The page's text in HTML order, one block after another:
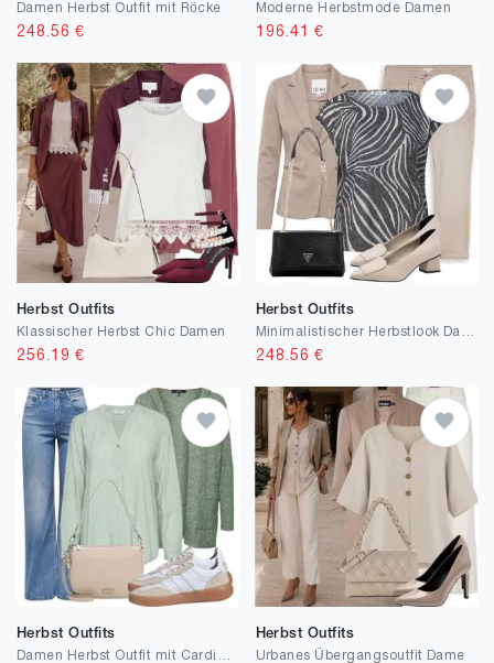
Damen Herbst Outfit mit Röcke
248.56 €
Moderne Herbstmode Damen
196.41 €
Herbst Outfits
Klassischer Herbst Chic Damen
256.19 €
Herbst Outfits
248.56 €
Herbst Outfits
Herbst Outfits
Urbanes Übergangsoutfit Dame